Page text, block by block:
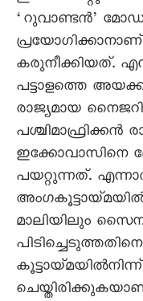
‘റുവാണ്ടൻ’
കരുനീക്കിയത്.
പട്ടാളത്തെ
രാജ്യമായ
പശ്ചിമാഫ്രിക്കൻ
ഇക്കോവാസിനെ
പയറ്റുന്നത്.
മാലിയിലും